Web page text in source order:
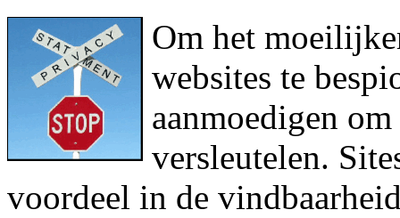
Om het
websites te
aanmoedigen
versleutelen.
voordeel in de